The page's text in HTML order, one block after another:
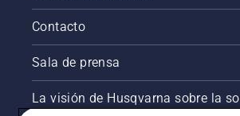
Contacto
Sala de prensa
La visión de Husqvarna sobre la